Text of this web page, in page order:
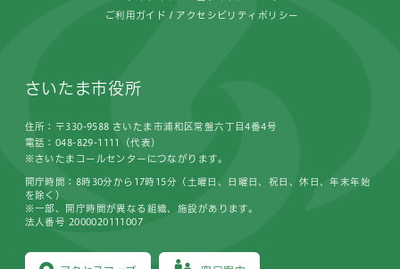
ご利用ガイド アクセシビリティポリシー
さいたま市役所
住所：〒330-9588 さいたま市浦和区常盤六丁目4番4号
電話：048-829-1111（代表）
※さいたまコールセンターにつながります。
開庁時間：8時30分から17時15分（土曜日、日曜日、祝日、休日、年末年始
を除く）
※一部、開庁時間が異なる組織、施設があります。
法人番号 2000020111007